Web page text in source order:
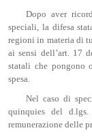
Dopo aver
speciali, la difesa
regioni in materia di
ai sensi dell’art. 17
statali che pongono
spesa.
Nel caso di
quinquies del
remunerazione delle